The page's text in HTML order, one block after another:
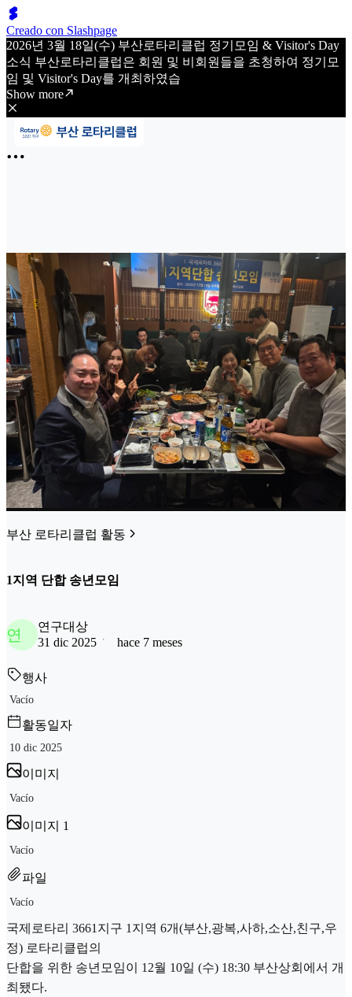
Creado con Slashpage
2026년 3월 18일(수) 부산로타리클럽 정기모임 & Visitor's Day
소식 부산로타리클럽은 회원 및 비회원들을 초청하여 정기모
임 및 Visitor's Day를 개최하였습
Show more
부산 로타리클럽 활동
1지역 단합 송년모임
연
연구대상
31 dic 2025
hace 7 meses
행사
Vacío
활동일자
10 dic 2025
이미지
Vacío
이미지 1
Vacío
파일
Vacío
국제로타리 3661지구 1지역 6개(부산,광복,사하,소산,친구,우
정) 로타리클럽의
단합을 위한 송년모임이 12월 10일 (수) 18:30 부산상회에서 개
최됐다.